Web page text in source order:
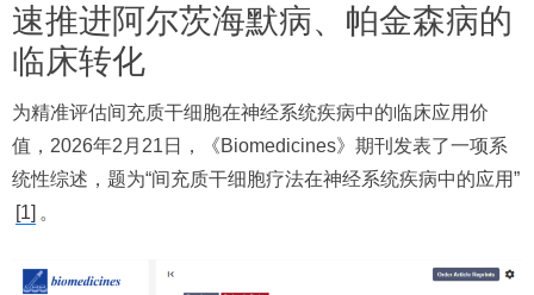
速推进阿尔茨海默病、帕金森病的
临床转化
为精准评估间充质干细胞在神经系统疾病中的临床应用价
值，2026年2月21日，《Biomedicines》期刊发表了一项系
统性综述，题为“间充质干细胞疗法在神经系统疾病中的应用”
[1] 。